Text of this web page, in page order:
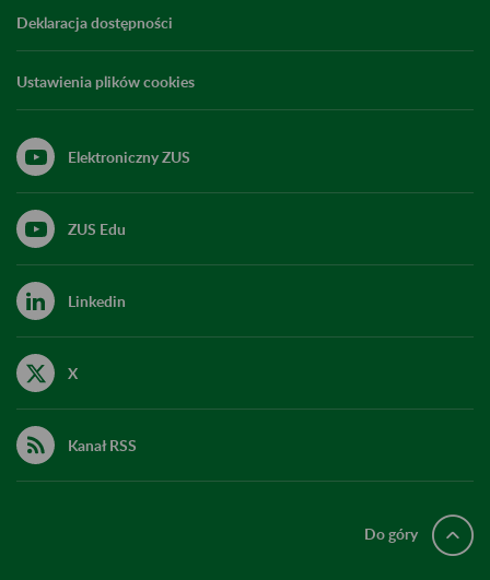
Deklaracja dostępności
Ustawienia plików cookies
Elektroniczny ZUS
ZUS Edu
Linkedin
X
Kanał RSS
Do góry